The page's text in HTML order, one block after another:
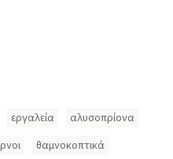
εργαλεία
αλυσοπρίονα
θαμνοκοπτικά